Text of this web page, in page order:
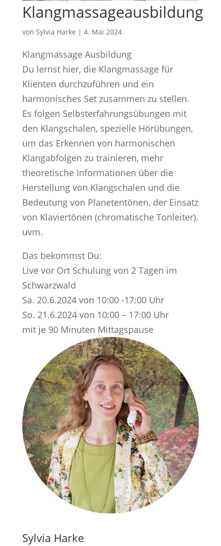
Klangmassageausbildung
von Sylvia Harke | 4. Mai 2024
Klangmassage Ausbildung
Du lernst hier, die Klangmassage für
Klienten durchzuführen und ein
harmonisches Set zusammen zu stellen.
Es folgen Selbsterfahrungsübungen mit
den Klangschalen, spezielle Hörübungen,
um das Erkennen von harmonischen
Klangabfolgen zu trainieren, mehr
theoretische Informationen über die
Herstellung von Klangschalen und die
Bedeutung von Planetentönen, der Einsatz
von Klaviertönen (chromatische Tonleiter).
uvm.
Das bekommst Du:
Live vor Ort Schulung von 2 Tagen im
Schwarzwald
Sa. 20.6.2024 von 10:00 -17:00 Uhr
So. 21.6.2024 von 10:00 – 17:00 Uhr
mit je 90 Minuten Mittagspause
Sylvia Harke